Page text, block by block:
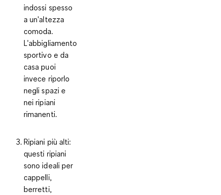
indossi spesso
a un'altezza
comoda.
L'abbigliamento
sportivo e da
casa puoi
invece riporlo
negli spazi e
nei ripiani
rimanenti.
Ripiani più alti:
questi ripiani
sono ideali per
cappelli,
berretti,